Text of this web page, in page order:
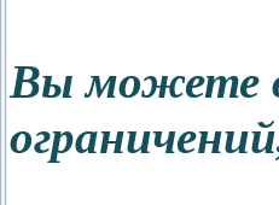
Вы можете